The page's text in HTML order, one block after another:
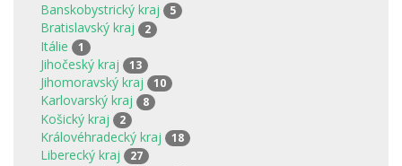
Banskobystrický kraj 5
Bratislavský kraj 2
Itálie 1
Jihočeský kraj 13
Jihomoravský kraj 10
Karlovarský kraj 8
Košický kraj 2
Královéhradecký kraj 18
Liberecký kraj 27